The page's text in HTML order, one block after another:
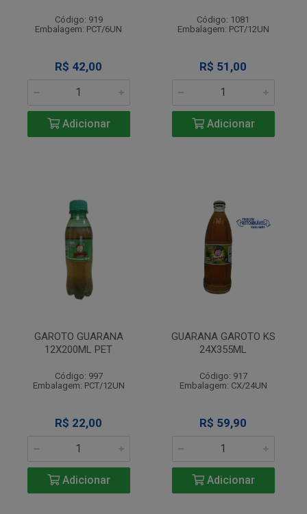
Código: 919
Embalagem: PCT/6UN
R$ 42,00
Adicionar
Código: 1081
Embalagem: PCT/12UN
R$ 51,00
Adicionar
GAROTO GUARANA
12X200ML PET
Código: 997
Embalagem: PCT/12UN
R$ 22,00
Adicionar
GUARANA GAROTO KS
24X355ML
Código: 917
Embalagem: CX/24UN
R$ 59,90
Adicionar